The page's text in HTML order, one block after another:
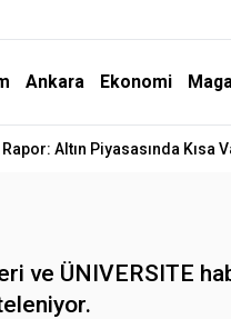
Ankara Ekonomi
Altın Piyasasında Kısa
ve ÜNIVERSITE